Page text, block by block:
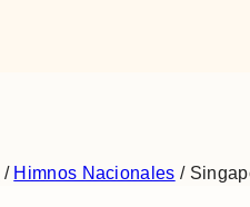
/ Himnos Nacionales /